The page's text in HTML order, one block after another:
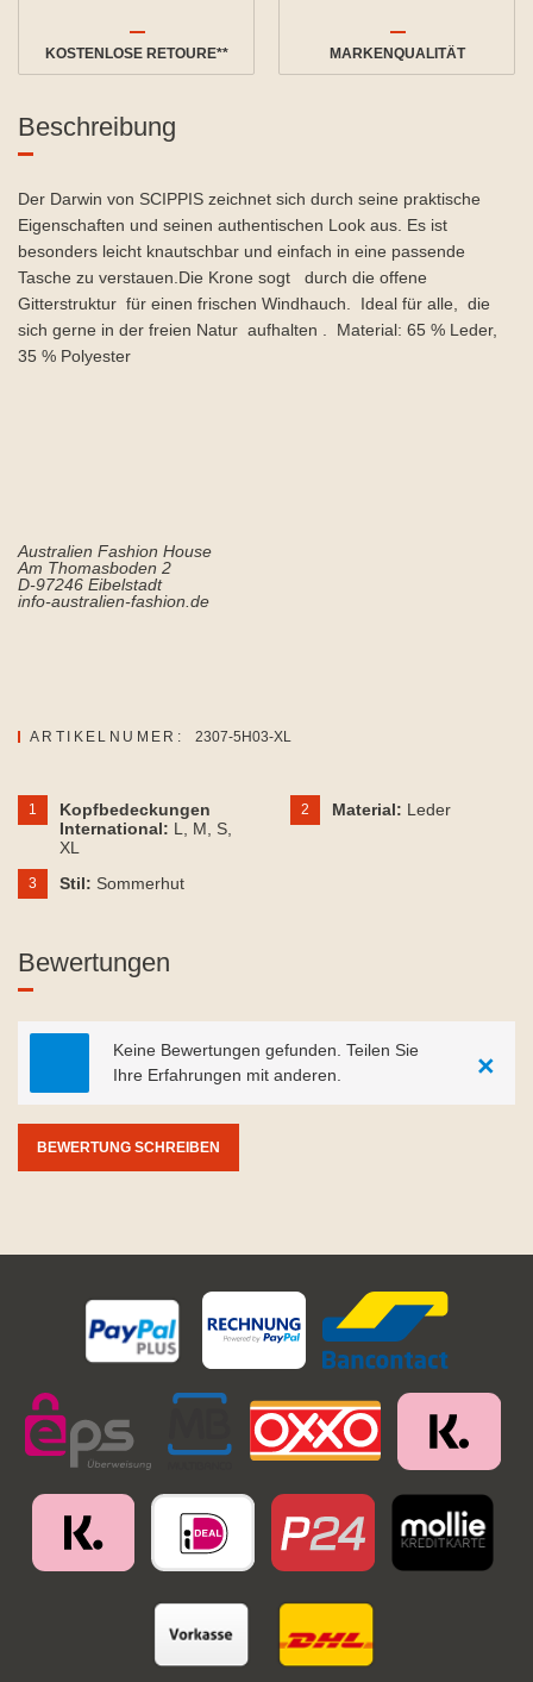
KOSTENLOSE RETOURE** MARKENQUALITÄT
Beschreibung
Der Darwin von SCIPPIS zeichnet sich durch seine praktische
Eigenschaften und seinen authentischen Look aus. Es ist
besonders leicht knautschbar und einfach in eine passende
Tasche zu verstauen.Die Krone sogt durch die offene
Gitterstruktur für einen frischen Windhauch. Ideal für alle,
die
sich gerne in der freien Natur aufhalten . Material: 65 % Leder,
35 % Polyester
Australien Fashion House
Am Thomasboden 2
D-97246 Eibelstadt
info-australien-fashion.de
ARTIKELNUMER: 2307-5H03-XL
1
Kopfbedeckungen
International: L , M , S
XL
2 Material: Leder
3 Stil: Sommerhut
Bewertungen
Keine Bewertungen gefunden. Teilen Sie
Ihre Erfahrungen mit anderen.
×
BEWERTUNG SCHREIBEN